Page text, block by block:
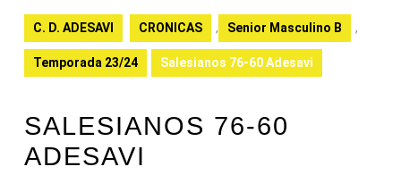
C. D. ADESAVI CRONICAS , Senior Masculino B ,
Temporada 23/24 Salesianos 76-60 Adesavi
SALESIANOS 76-60
ADESAVI